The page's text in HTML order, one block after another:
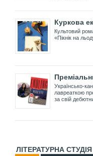
Куркова
Культовий
«Пікнік на
Українсько-
лавреаткою
за свій
ЛІТЕРАТУРНА